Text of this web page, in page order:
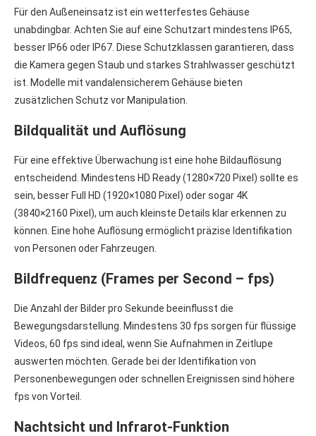
Für den Außeneinsatz ist ein wetterfestes Gehäuse
unabdingbar. Achten Sie auf eine Schutzart mindestens IP65,
besser IP66 oder IP67. Diese Schutzklassen garantieren, dass
die Kamera gegen Staub und starkes Strahlwasser geschützt
ist. Modelle mit vandalensicherem Gehäuse bieten
zusätzlichen Schutz vor Manipulation.
Bildqualität und Auflösung
Für eine effektive Überwachung ist eine hohe Bildauflösung
entscheidend. Mindestens HD Ready (1280×720 Pixel) sollte es
sein, besser Full HD (1920×1080 Pixel) oder sogar 4K
(3840×2160 Pixel), um auch kleinste Details klar erkennen zu
können. Eine hohe Auflösung ermöglicht präzise Identifikation
von Personen oder Fahrzeugen.
Bildfrequenz (Frames per Second – fps)
Die Anzahl der Bilder pro Sekunde beeinflusst die
Bewegungsdarstellung. Mindestens 30 fps sorgen für flüssige
Videos, 60 fps sind ideal, wenn Sie Aufnahmen in Zeitlupe
auswerten möchten. Gerade bei der Identifikation von
Personenbewegungen oder schnellen Ereignissen sind höhere
fps von Vorteil.
Nachtsicht und Infrarot-Funktion